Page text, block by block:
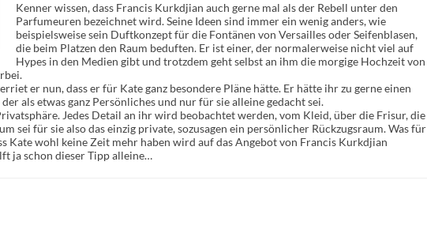
Kenner wissen, dass Francis Kurkdjian auch gerne mal als der Rebell unter den
Parfumeuren bezeichnet wird. Seine Ideen sind immer ein wenig anders, wie
beispielsweise sein Duftkonzept für die Fontänen von Versailles oder Seifenblasen,
die beim Platzen den Raum beduften. Er ist einer, der normalerweise nicht viel auf
Hypes in den Medien gibt und trotzdem geht selbst an ihm die morgige Hochzeit von
er nun, dass er für Kate ganz besondere Pläne hätte. Er hätte ihr zu gerne einen
als etwas ganz Persönliches und nur für sie alleine gedacht sei.
Jedes Detail an ihr wird beobachtet werden, vom Kleid, über die Frisur, die
sei für sie also das einzig private, sozusagen ein persönlicher Rückzugsraum. Was für
Kate wohl keine Zeit mehr haben wird auf das Angebot von Francis Kurkdjian
ja schon dieser Tipp alleine…